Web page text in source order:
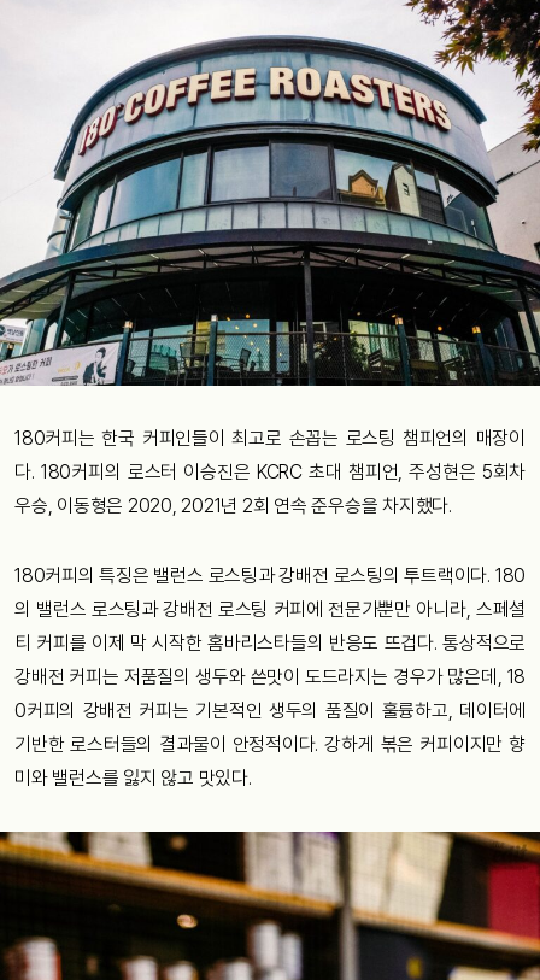
180커피는 한국 커피인들이 최고로 손꼽는 로스팅 챔피언의 매장이
다. 180커피의 로스터 이승진은 KCRC 초대 챔피언, 주성현은 5회차
우승, 이동형은 2020, 2021년 2회 연속 준우승을 차지했다.
180커피의 특징은 밸런스 로스팅과 강배전 로스팅의 투트랙이다. 180
의 밸런스 로스팅과 강배전 로스팅 커피에 전문가뿐만 아니라, 스페셜
티 커피를 이제 막 시작한 홈바리스타들의 반응도 뜨겁다. 통상적으로
강배전 커피는 저품질의 생두와 쓴맛이 도드라지는 경우가 많은데, 18
0커피의 강배전 커피는 기본적인 생두의 품질이 훌륭하고, 데이터에
기반한 로스터들의 결과물이 안정적이다. 강하게 볶은 커피이지만 향
미와 밸런스를 잃지 않고 맛있다.